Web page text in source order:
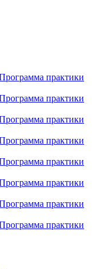
практики
практики
практики
практики
практики
практики
практики
практики